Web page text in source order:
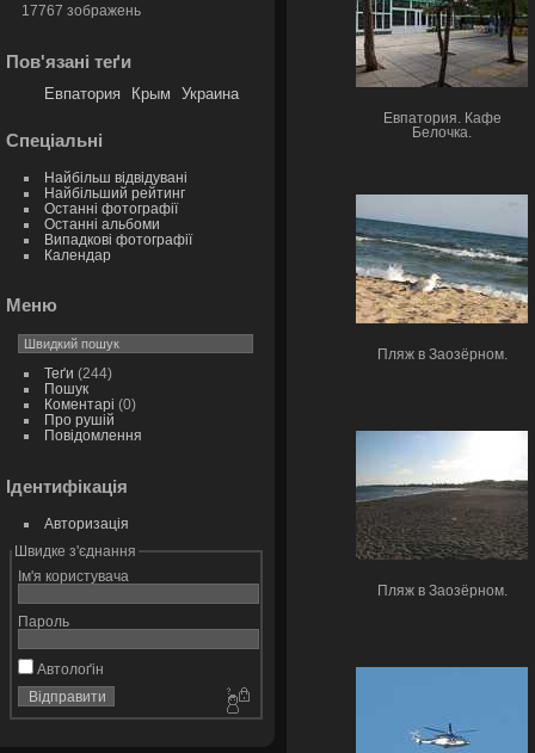
17767 зображень
Пов'язані теґи
Евпатория Крым Украина
Спеціальні
Найбільш відвідувані
Найбільший рейтинг
Останні фотографії
Останні альбоми
Випадкові фотографії
Календар
Меню
Теґи (244)
Пошук
Коментарі (0)
Про рушій
Повідомлення
Ідентифікація
Авторизація
Швидке з'єднання
Ім'я користувача
Пароль
Автолоґін
Евпатория. Кафе
Белочка.
Пляж в Заозёрном.
Пляж в Заозёрном.